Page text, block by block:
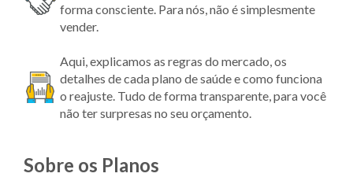
forma consciente. Para nós, não é simplesmente
vender.
Aqui, explicamos as regras do mercado, os
detalhes de cada plano de saúde e como funciona
o reajuste. Tudo de forma transparente, para você
não ter surpresas no seu orçamento.
Sobre os Planos